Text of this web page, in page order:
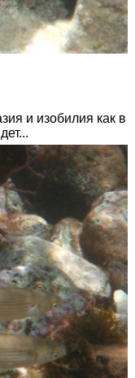
и изобилия как в